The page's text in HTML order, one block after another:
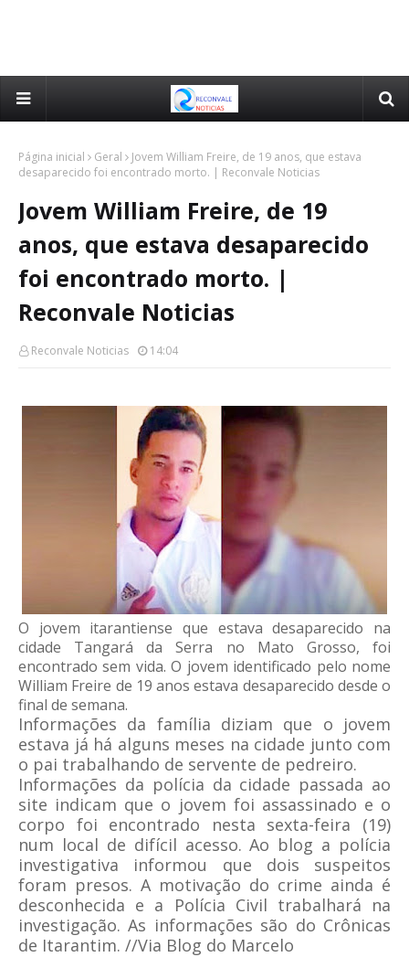
Página inicial Geral
Jovem William Freire, de 19 anos, que estava
desaparecido foi encontrado morto. | Reconvale Noticias
Jovem William Freire, de 19
anos, que estava desaparecido
foi encontrado morto. |
Reconvale Noticias
Reconvale Noticias 14:04
O jovem itarantiense que estava desaparecido na
cidade Tangará da Serra no Mato Grosso, foi
encontrado sem vida. O jovem identificado pelo nome
William Freire de 19 anos estava desaparecido desde o
final de semana.
Informações da família diziam que o jovem
estava já há alguns meses na cidade junto com
o pai trabalhando de servente de pedreiro.
Informações da polícia da cidade passada ao
site indicam que o jovem foi assassinado e o
corpo foi encontrado nesta sexta-feira (19)
num local de difícil acesso. Ao blog a polícia
investigativa informou que dois suspeitos
foram presos. A motivação do crime ainda é
desconhecida e a Polícia Civil trabalhará na
investigação. As informações são do Crônicas
de Itarantim. //Via Blog do Marcelo